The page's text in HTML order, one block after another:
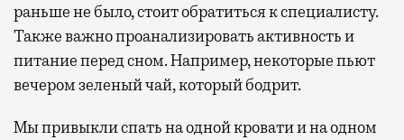
раньше не было, стоит обратиться к специалисту.
Также важно проанализировать активность и
питание перед сном. Например, некоторые пьют
вечером зеленый чай, который бодрит.
Мы привыкли спать на одной кровати и на одном